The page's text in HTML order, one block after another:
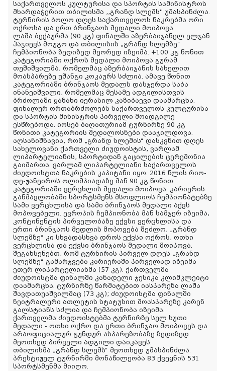
საქართველოს კულტურისა და სპორტის სამინისტროს
მხარდაჭერით თბილისმა ,,გრანდ სლემს'' უმასპინძლა.
ტურნირის ბოლო დღეს საქართველოს ნაკრებმა ორი
ოქროსა და ერთ ბრინჯაოს მედალი მოიპოვა.
ლაშა ბექაურმა (90 კგ) ფინალში აზერბაიჯანელ ელჯან
ჰაჯიევს მოუგო და თბილისის „გრანდ სლემზე“
ჩემპიონობა ზედიზედ მეორედ იზეიმა. +100 კგ წონით
კატეგორიაში ოქროს მედალი მოიპოვა გურამ
თუშიშვილმა, რომელმაც აზერბაიჯანის სახელით
მოასპარეზე უშანგი კოკაურს სძლია. ამავე წონით
კატეგორიაში ბრინჯაოს მედალს დასჯერდა საბა
ინანეიშვილი, რომელმაც მესამე ადგილისთვის
ბრძოლაში ყაზახი იერასილ კაზიბაევი დაამარცხა.
ფინალურ ორთაბრძოლებს საქართველოს კულტურისა
და სპორტის მინისტრის პირველი მოადგილე
ესწრებოდა. იოსებ ბაღათურიამ ტურნირზე 90 კგ
წონითი კატეგორიის მედალოსნები დააჯილდოვა.
აღსანიშნავია, რომ „გრანდ სლემის“ დასკვნით დღეს
სახელოვანი ქართველი ძიუდოისტის, ვარლამ
ლიპარტელიანის, სპორტიდან გაცილების ცერემონია
გაიმართა. ვარლამ ლიპარტელიანი საქართველოს
ძიუდოისტთა ნაკრების კაპიტანი იყო. 2016 წლის რიო-
დე-ჟანეიროს ოლიმპიადაზე მან 90 კგ წონით
კატეგორიაში ვერცხლის მედალი მოიპოვა. კარიერის
განმავლობაში სპორტსმენს მსოფლიოს ჩემპიონატებზე
სამი ვერცხლისა და სამი ბრინჯაოს მედალი აქვს
მოპოვებული. ევროპის ჩემპიონობა მან სამჯერ იზეიმა,
კონტინენტის პირველობაზე ექვსი ვერცხლისა და
ერთი ბრინჯაოს მედლის მოპოვება შეძლო, „გრანდ
სლემზე“ კი სხვადასხვა დროს ექვსი ოქროს, ოთხი
ვერცხლისა და ექვსი ბრინჯაოს მედალი მოიპოვა.
შეგახსენებთ, რომ ტურნირის პირველ დღეს „გრანდ
სლემზე“ გამარჯვება კარიერაში პირველად იზეიმა
ეთერ ლიპარტელიანმა (57 კგ). ქართველმა
ძიუდოისტმა ფინალში კანადელი ჯესიკა კლიმკლეიტი
დაამარცხა. ტურნირზე წარმატებით იასპარეზა ლაშა
შავდათუაშვილმაც (73 კგ); ძიუდოისტმა ფინალში
ნეიტრალური ათლეტის სტატუსით მოასპარეზე კარენ
გალსტიანს სძლია და ჩემპიონობა იზეიმა.
ქართველმა ძიუდოისტებმა ტურნირზე სულ ხუთი
მედალი - ოთხი ოქრო და ერთი ბრინჯაო მოიპოვეს და
არაოფიციალურ გუნდურ ასპარეზობაზე ზედიზედ
მეოთხედ პირველი ადგილი დაიკავეს.
თბილისმა „გრანდ სლემს“ მეოთხედ უმასპინძლა.
პრესტიჟულ ტურნირში მონაწილეობა 83 ქვეყნის 531
სპორტსმენმა მიიღო.